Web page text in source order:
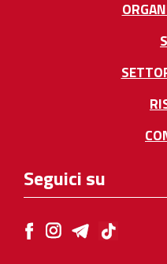
Seguici su